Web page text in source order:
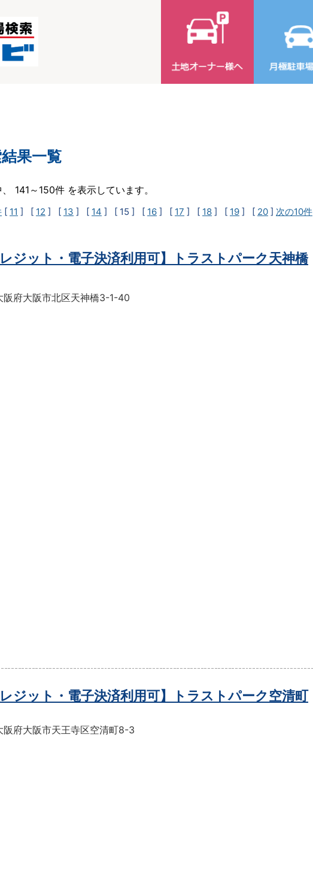
果一覧
141～150件 を表示しています。
[ 11 ] [ 12 ] [ 13 ] [ 14 ] [ 15 ] [ 16 ] [ 17 ] [ 18 ] [ 19 ] [ 20 ] 次の10件
ジット・電子決済利用可】トラストパーク天神橋
阪府大阪市北区天神橋3-1-40
ジット・電子決済利用可】トラストパーク空清町
阪府大阪市天王寺区空清町8-3